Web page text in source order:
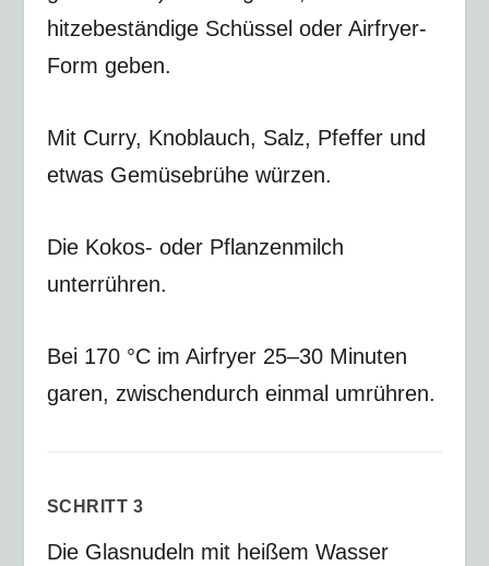
hitzebeständige Schüssel oder Airfryer-
Form geben.
Mit Curry, Knoblauch, Salz, Pfeffer und
etwas Gemüsebrühe würzen.
Die Kokos- oder Pflanzenmilch
unterrühren.
Bei 170 °Cim Airfryer 25–30 Minuten
garen, zwischendurch einmal umrühren.
SCHRITT 3
Die Glasnudeln mit heißem Wasser